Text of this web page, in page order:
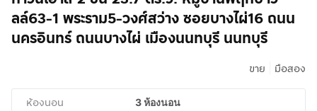
ลล์63-1 พระราม5-วงศ์สว่าง ซอยบางไผ่16 ถนน
นครอินทร์ ถนนบางไผ่ เมืองนนทบุรี นนทบุรี
ขาย มือสอง
ห้องนอน 3 ห้องนอน